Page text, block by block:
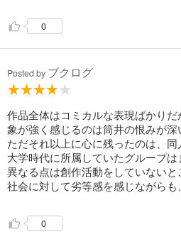
0
Posted by ブクログ
作品全体はコミカルな表現ばかり
象が強く感じるのは筒井の恨みが深
ただそれ以上に心に残ったのは、同
大学時代に所属していたグループは
異なる点は創作活動をしていないと
社会に対して劣等感を感じながらも
0